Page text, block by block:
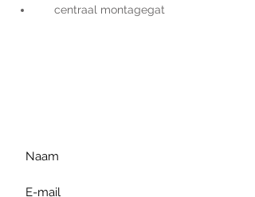
     centraal montagegat